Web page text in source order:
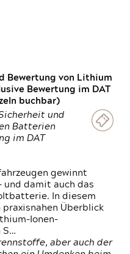
Bewertung von Lithium
Bewertung im DAT
buchbar)
und
Batterien
im DAT
gewinnt
und damit auch das
In diesem
Überblick
Ionen-
S…
aber auch der